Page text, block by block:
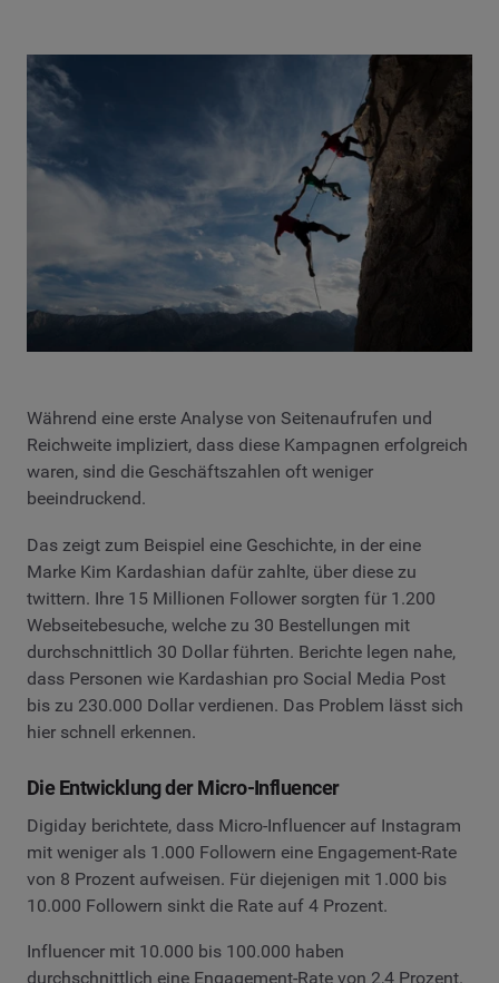
Während eine erste Analyse von Seitenaufrufen und
Reichweite impliziert, dass diese Kampagnen erfolgreich
waren, sind die Geschäftszahlen oft weniger
beeindruckend.
Das zeigt zum Beispiel eine Geschichte, in der eine
Marke Kim Kardashian dafür zahlte, über diese zu
twittern. Ihre 15 Millionen Follower sorgten für 1.200
Webseitebesuche, welche zu 30 Bestellungen mit
durchschnittlich 30 Dollar führten. Berichte legen nahe,
dass Personen wie Kardashian pro Social Media Post
bis zu 230.000 Dollar verdienen. Das Problem lässt sich
hier schnell erkennen.
Die Entwicklung der Micro-Influencer
Digiday berichtete, dass Micro-Influencer auf Instagram
mit weniger als 1.000 Followern eine Engagement-Rate
von 8 Prozent aufweisen. Für diejenigen mit 1.000 bis
10.000 Followern sinkt die Rate auf 4 Prozent.
Influencer mit 10.000 bis 100.000 haben
durchschnittlich eine Engagement-Rate von 2,4 Prozent.